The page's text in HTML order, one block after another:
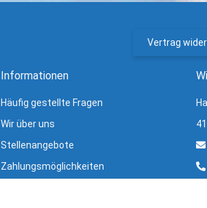
Vertrag
Informationen
Häufig gestellte Fragen
Wir über uns
Stellenangebote
Zahlungsmöglichkeiten